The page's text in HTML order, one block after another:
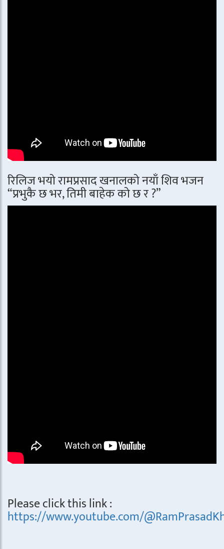
रिलिज भयो रामप्रसाद खनालको नयाँ शिव भजन
“प्रभुकै छ भर, तिमी बाहेक को छ र ?”
Please click this link :
https://www.youtube.com/